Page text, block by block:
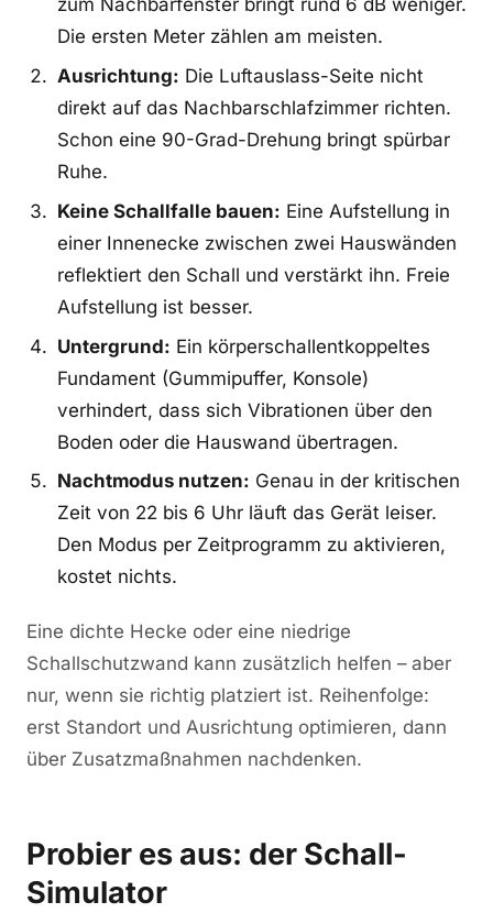
zum Nachbarfenster bringt rund 6 dB weniger.
Die ersten Meter zählen am meisten.
Ausrichtung: Die Luftauslass-Seite nicht
direkt auf das Nachbarschlafzimmer richten.
Schon eine 90-Grad-Drehung bringt spürbar
Ruhe.
Keine Schallfalle bauen: Eine Aufstellung in
einer Innenecke zwischen zwei Hauswänden
reflektiert den Schall und verstärkt ihn. Freie
Aufstellung ist besser.
Untergrund: Ein körperschallentkoppeltes
Fundament (Gummipuffer, Konsole)
verhindert, dass sich Vibrationen über den
Boden oder die Hauswand übertragen.
Nachtmodus nutzen: Genau in der kritischen
Zeit von 22 bis 6 Uhr läuft das Gerät leiser.
Den Modus per Zeitprogramm zu aktivieren,
kostet nichts.
Eine dichte Hecke oder eine niedrige
Schallschutzwand kann zusätzlich helfen – aber
nur, wenn sie richtig platziert ist. Reihenfolge:
erst Standort und Ausrichtung optimieren, dann
über Zusatzmaßnahmen nachdenken.
Probier es aus: der Schall-
Simulator